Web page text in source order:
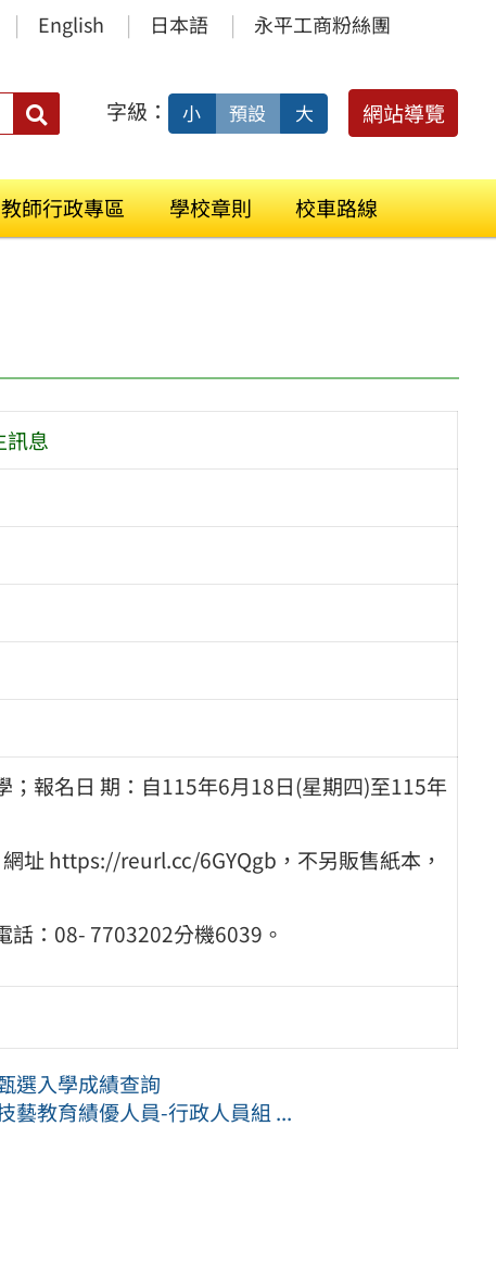
English 日本語 永平工商粉絲團
搜
字級： 小 預設 大 網站導覽
教師行政專區 學校章則
校車路線
訊息
報名日 期：自115年6月18日(星期四)至115年
址 https://reurl.cc/6GYQgb，不另販售紙本，
話：08- 7703202分機6039。
選入學成績查詢
藝教育績優人員-行政人員組 ...